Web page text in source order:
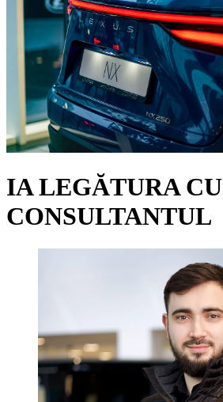
IA LEGĂTURA CU
CONSULTANTUL